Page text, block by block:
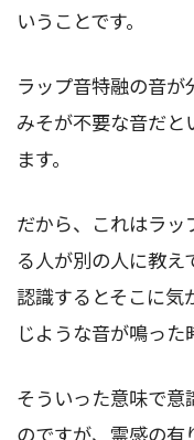
いうことです。
ラップ音特融の音
みそが不要な音だと
ます。
だから、これはラッ
る人が別の人に教え
認識するとそこに気
じような音が鳴った
そういった意味で意
のですが、霊感の有